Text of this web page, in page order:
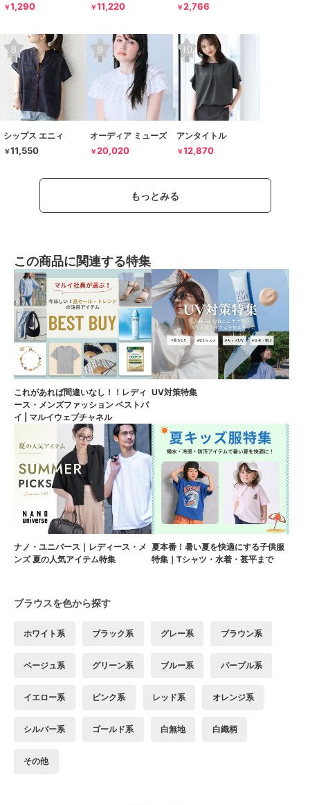
￥1,290 ￥11,220 ￥2,766
シップス エニィ
￥11,550
オーディア ミューズ
￥20,020
アンタイトル
￥12,870
もっとみる
この商品に関連する特集
これがあれば間違いなし！！レディ
ース・メンズファッション ベストバ
イ | マルイウェブチャネル
UV対策特集
ナノ・ユニバース｜レディース・メ
ンズ 夏の人気アイテム特集
夏本番！暑い夏を快適にする子供服
特集｜Tシャツ・水着・甚平まで
ブラウスを色から探す
ホワイト系 ブラック系 グレー系 ブラウン系
ベージュ系 グリーン系 ブルー系 パープル系
イエロー系 ピンク系 レッド系 オレンジ系
シルバー系 ゴールド系 白無地 白織柄
その他